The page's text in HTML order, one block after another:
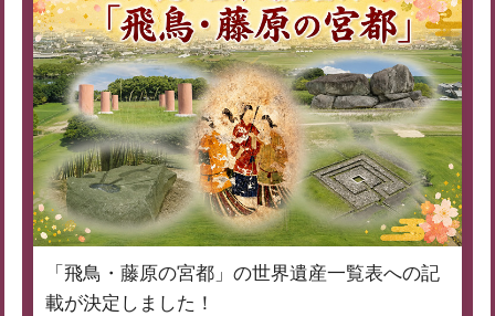
「飛鳥・藤原の宮都」の世界遺産一覧表への記
載が決定しました！